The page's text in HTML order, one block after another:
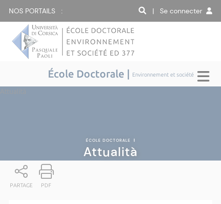
NOS PORTAILS : | Se connecter
École Doctorale | Environnement et société
ÉCOLE DOCTORALE |
Attualità
PARTAGE PDF